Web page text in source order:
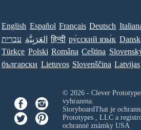
English Español Français Deutsch
עברית العَرَبِيَّة हिन्दी ру́сский язы́к Dansk
Türkçe Polski Româna Ceština
български Lietuvos Slovenščina Latvijas
© 2026 - Clever
vyhrazena.
StoryboardThat je
Prototypes , LLCa
ochranné známky USA